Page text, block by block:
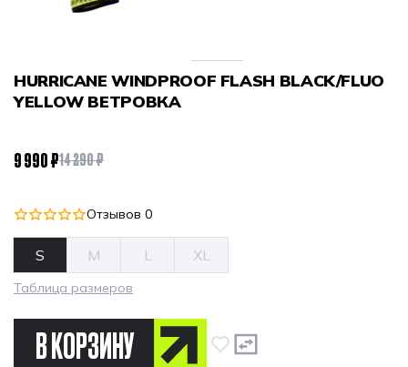
Отзывов 0
HURRICANE WINDPROOF FLASH BLACK/FLUO
YELLOW ВЕТРОВКА
9 990 ₽14 290 ₽
Таблица размеров
В КОРЗИНУ
S M L XL